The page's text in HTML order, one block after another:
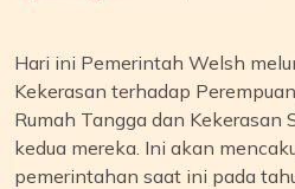
Hari ini Pemerintah Welsh
Kekerasan terhadap
Rumah Tangga dan Kekerasan
kedua mereka. Ini akan
pemerintahan saat ini pada